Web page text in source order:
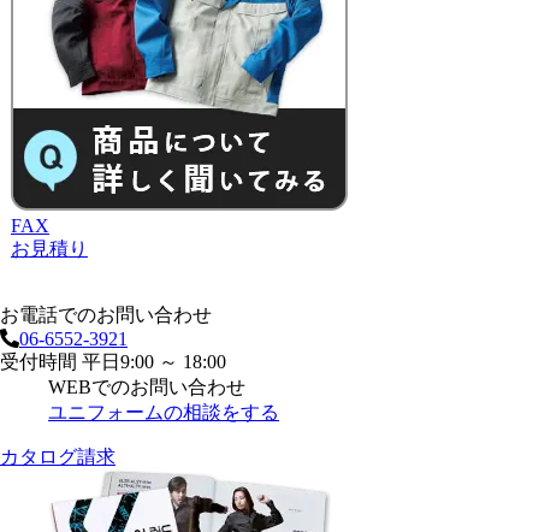
FAX
お見積り
お電話でのお問い合わせ
06-6552-3921
受付時間 平日9:00 ～ 18:00
WEBでのお問い合わせ
ユニフォームの相談をする
カタログ請求